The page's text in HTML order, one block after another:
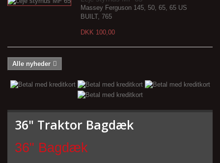
Massey Ferguson 145, 50, 65, 65 US
BUILT, 765
DKK 100,00
Alle nyheder
36" Traktor Bagdæk
36" Bagdæk